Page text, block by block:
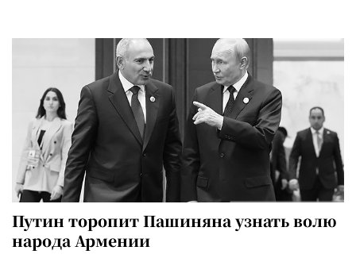
Путин торопит Пашиняна узнать волю
народа Армении